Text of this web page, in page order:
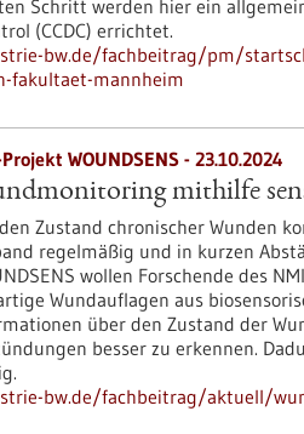
Schritt werden hier ein
(CCDC) errichtet.
bw.de/fachbeitrag/pm/
fakultaet-mannheim
WOUNDSENS - 23.10.2024
mithilfe
Zustand chronischer Wunden
regelmäßig und in kurzen
wollen Forschende des
Wundauflagen aus
über den Zustand der
besser zu erkennen.
bw.de/fachbeitrag/aktuell/